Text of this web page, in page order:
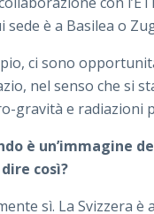
è a Basilea o
ci sono
nel senso che si
gravità e radiazioni
è un’immagine
così?
sì. La Svizzera è